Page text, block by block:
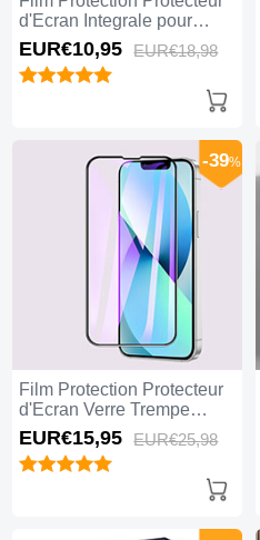
d'Ecran Integrale pour
Apple iPhone 15 Pro Max
Clair
EUR€10,95 EUR€18,98
Film Protection Protecteur
d'Ecran Verre Trempe
Integrale Anti-Lumiere
Bleue F02 pour Apple
iPhone 15 Pro Max Noir
-39%
EUR€15,95 EUR€25,98